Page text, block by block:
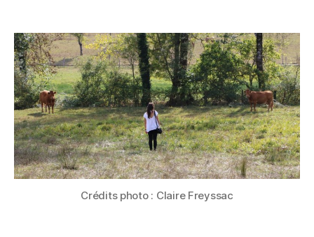
Crédits photo : Claire Freyssac